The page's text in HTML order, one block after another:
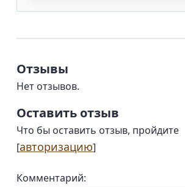
Отзывы
Нет отзывов.
Оставить отзыв
Что бы оставить отзыв, пройдите
[авторизацию]
Комментарий: